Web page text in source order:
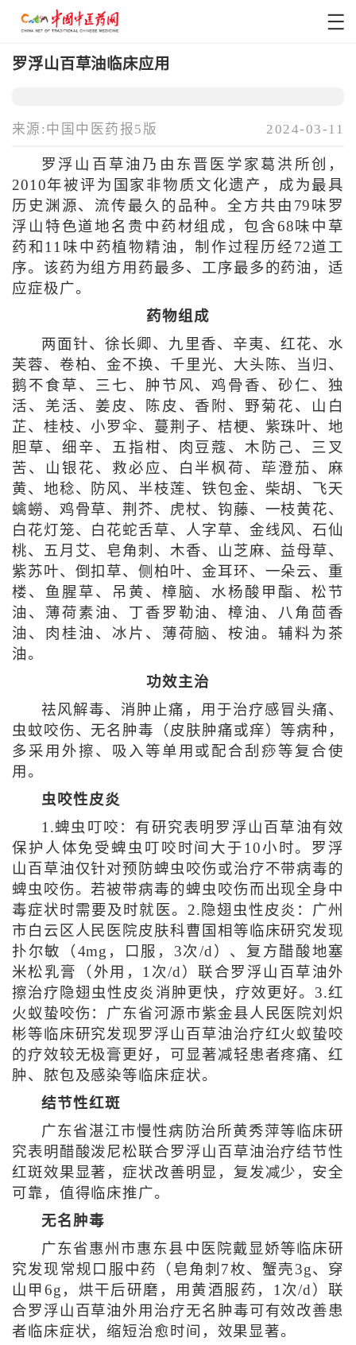
罗浮山百草油临床应用
来源:中国中医药报5版 2024-03-11
罗浮山百草油乃由东晋医学家葛洪所创，
2010年被评为国家非物质文化遗产，成为最具
历史渊源、流传最久的品种。全方共由79味罗
浮山特色道地名贵中药材组成，包含68味中草
药和11味中药植物精油，制作过程历经72道工
序。该药为组方用药最多、工序最多的药油，适
应症极广。
药物组成
两面针、徐长卿、九里香、辛夷、红花、水
芙蓉、卷柏、金不换、千里光、大头陈、当归、
鹅不食草、三七、肿节风、鸡骨香、砂仁、独
活、羌活、姜皮、陈皮、香附、野菊花、山白
芷、桂枝、小罗伞、蔓荆子、桔梗、紫珠叶、地
胆草、细辛、五指柑、肉豆蔻、木防己、三叉
苦、山银花、救必应、白半枫荷、荜澄茄、麻
黄、地稔、防风、半枝莲、铁包金、柴胡、飞天
蠄蟧、鸡骨草、荆芥、虎杖、钩藤、一枝黄花、
白花灯笼、白花蛇舌草、人字草、金线风、石仙
桃、五月艾、皂角刺、木香、山芝麻、益母草、
紫苏叶、倒扣草、侧柏叶、金耳环、一朵云、重
楼、鱼腥草、吊黄、樟脑、水杨酸甲酯、松节
油、薄荷素油、丁香罗勒油、樟油、八角茴香
油、肉桂油、冰片、薄荷脑、桉油。辅料为茶
油。
功效主治
祛风解毒、消肿止痛，用于治疗感冒头痛、
虫蚊咬伤、无名肿毒（皮肤肿痛或痒）等病种，
多采用外擦、吸入等单用或配合刮痧等复合使
用。
虫咬性皮炎
1.蜱虫叮咬：有研究表明罗浮山百草油有效
保护人体免受蜱虫叮咬时间大于10小时。罗浮
山百草油仅针对预防蜱虫咬伤或治疗不带病毒的
蜱虫咬伤。若被带病毒的蜱虫咬伤而出现全身中
毒症状时需要及时就医。2.隐翅虫性皮炎：广州
市白云区人民医院皮肤科曹国相等临床研究发现
扑尔敏（4mg，口服，3次/d）、复方醋酸地塞
米松乳膏（外用，1次/d）联合罗浮山百草油外
擦治疗隐翅虫性皮炎消肿更快，疗效更好。3.红
火蚁蛰咬伤：广东省河源市紫金县人民医院刘炽
彬等临床研究发现罗浮山百草油治疗红火蚁蛰咬
的疗效较无极膏更好，可显著减轻患者疼痛、红
肿、脓包及感染等临床症状。
结节性红斑
广东省湛江市慢性病防治所黄秀萍等临床研
究表明醋酸泼尼松联合罗浮山百草油治疗结节性
红斑效果显著，症状改善明显，复发减少，安全
可靠，值得临床推广。
无名肿毒
广东省惠州市惠东县中医院戴显娇等临床研
究发现常规口服中药（皂角刺7枚、蟹壳3g、穿
山甲6g，烘干后研磨，用黄酒服药，1次/d）联
合罗浮山百草油外用治疗无名肿毒可有效改善患
者临床症状，缩短治愈时间，效果显著。